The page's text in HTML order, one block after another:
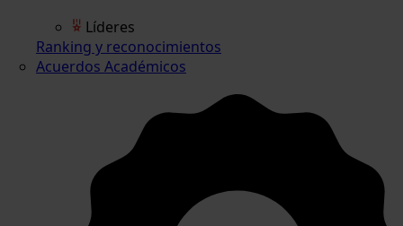
Líderes
Ranking y reconocimientos
Acuerdos Académicos